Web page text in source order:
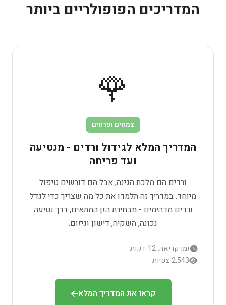
המדריכים הפופולריים ביותר
🌹
צמחים ופרחים
המדריך המלא לגידול ורדים - מנטיעה
ועד פריחה
ורדים הם מלכת הגינה, אבל הם דורשים טיפול
מיוחד. במדריך זה תלמדו את כל מה שצריך כדי לגדל
ורדים מדהימים - מבחירת הזן המתאים, דרך נטיעה
נכונה, השקיה, דישון וגיזום.
זמן קריאה: 12 דקות
2,543 צפיות
קראו את המדריך המלא